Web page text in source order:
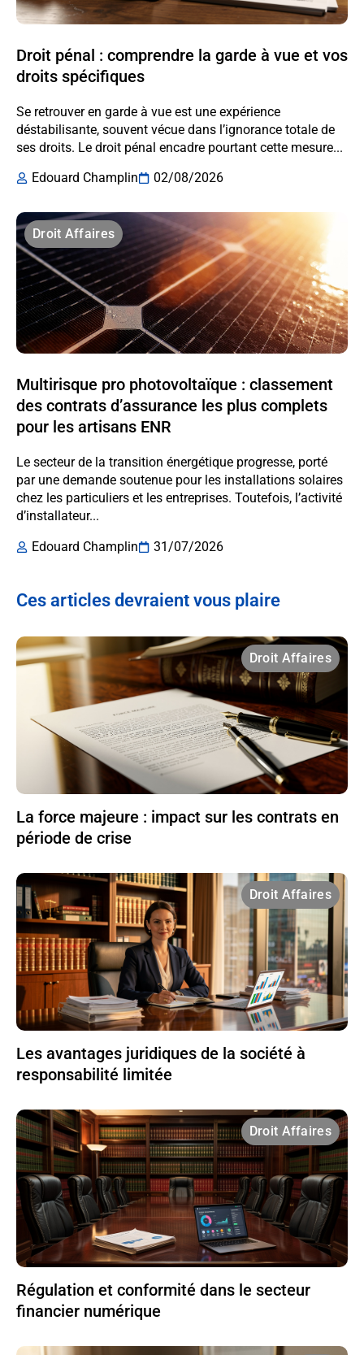
Droit pénal : comprendre la garde à vue et vos
droits spécifiques
Se retrouver en garde à vue est une expérience
déstabilisante, souvent vécue dans l’ignorance totale de
ses droits. Le droit pénal encadre pourtant cette mesure...
Edouard Champlin
02/08/2026
Droit Affaires
Multirisque pro photovoltaïque : classement
des contrats d’assurance les plus complets
pour les artisans ENR
Le secteur de la transition énergétique progresse, porté
par une demande soutenue pour les installations solaires
chez les particuliers et les entreprises. Toutefois, l’activité
d’installateur...
Edouard Champlin
31/07/2026
Ces articles devraient vous plaire
Droit Affaires
La force majeure : impact sur les contrats en
période de crise
Droit Affaires
Les avantages juridiques de la société à
responsabilité limitée
Droit Affaires
Régulation et conformité dans le secteur
financier numérique